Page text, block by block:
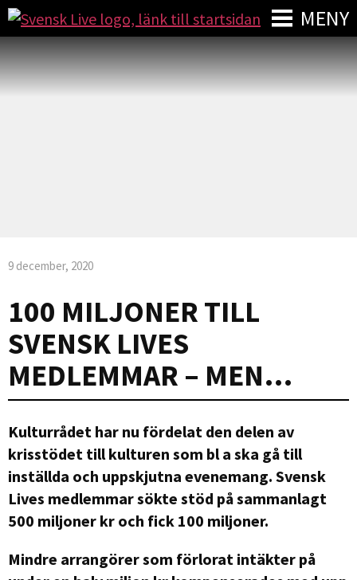
MENY
9 december, 2020
100 MILJONER TILL
SVENSK LIVES
MEDLEMMAR – MEN…
Kulturrådet har nu fördelat den delen av
krisstödet till kulturen som bl a ska gå till
inställda och uppskjutna evenemang. Svensk
Lives medlemmar sökte stöd på sammanlagt
500 miljoner kr och fick 100 miljoner.
Mindre arrangörer som förlorat intäkter på